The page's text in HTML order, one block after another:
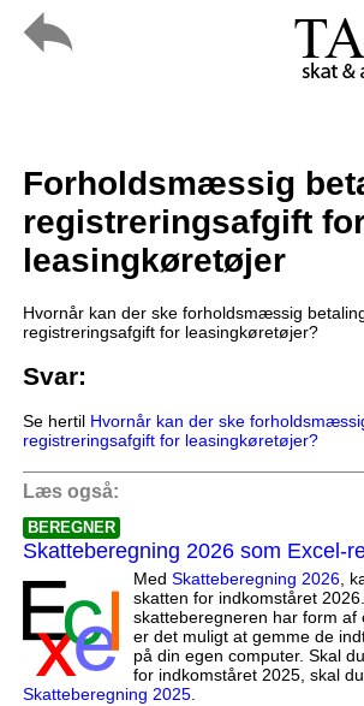
Forholdsmæssig
registreringsafgift
leasingkøretøjer
Hvornår kan der ske forholdsmæssig
registreringsafgift for leasingkøretøjer?
Svar:
Se hertil Hvornår kan der ske
registreringsafgift for leasingkøretøjer?
Læs også:
BEREGNER
Skatteberegning 2026 som Excel-
Med Skatteberegning 2026,
skatten for indkomståret
skatteberegneren har form af
er det muligt at gemme de
på din egen computer. Skal
for indkomståret 2025, skal
Skatteberegning 2025.